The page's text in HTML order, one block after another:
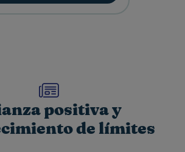
positiva y
de límites